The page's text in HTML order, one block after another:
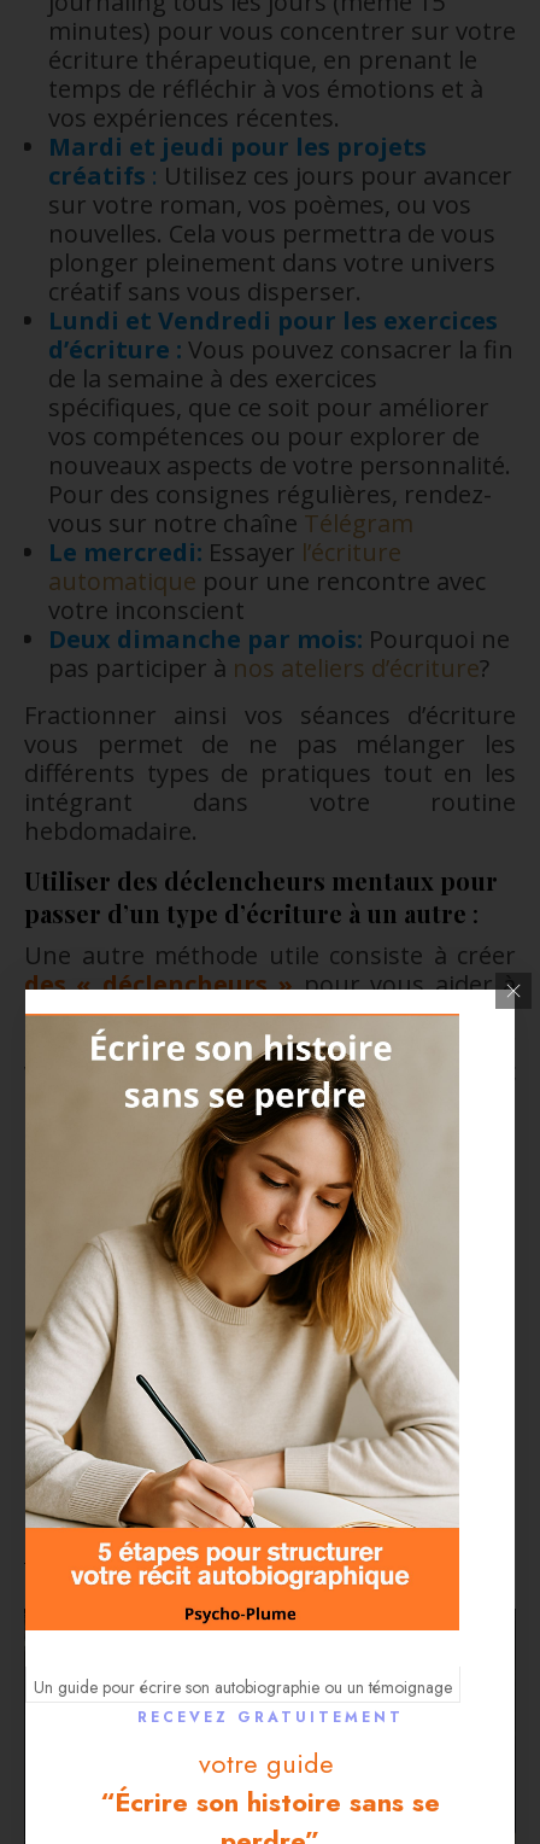
minutes) pour vous concentrer sur votre
écriture thérapeutique, en prenant le
temps de réfléchir à vos émotions et à
vos expériences récentes.
Mardi et jeudi pour les projets
créatifs : Utilisez ces jours pour avancer
sur votre roman, vos poèmes, ou vos
nouvelles. Cela vous permettra de vous
plonger pleinement dans votre univers
créatif sans vous disperser.
Lundi et Vendredi pour les exercices
d’écriture : Vous pouvez consacrer la fin
de la semaine à des exercices
spécifiques, que ce soit pour améliorer
vos compétences ou pour explorer de
nouveaux aspects de votre personnalité.
Pour des consignes régulières, rendez-
vous sur notre chaîne Télégram
Le mercredi: Essayer l’écriture
automatique pour une rencontre avec
votre inconscient
Deux dimanche par mois: Pourquoi ne
pas participer à nos ateliers d’écriture?
Fractionner ainsi vos séances d’écriture
vous permet de ne pas mélanger les
différents types de pratiques tout en les
intégrant dans votre routine
hebdomadaire.
Utiliser des déclencheurs mentaux pour
passer d’un type d’écriture à un autre :
Une autre méthode utile consiste à créer
des « déclencheurs »pour vous aider à
passer d’un mode d’écriture à un autre.
Par exemple, vous pourriez commencer
vos séances d’écriture thérapeutique avec
une courte méditation ou en allumant une
bougie. Pour vos projets créatifs, vous
pourriez écouter une musique spécifique
qui vous met dans l’ambiance de votre
roman ou de votre poème.
Quel est le meilleur
support pour l’écriture
thérapeutique et
créative ? (Cahier,
classeur ou feuilles
volantes ou écran)
RECEVEZ GRATUITEMENT
votre guide
“Écrire son histoire sans se
Un guide pour écrire son autobiographie ou un témoignage